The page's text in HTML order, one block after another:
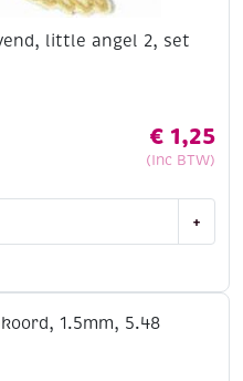
little angel 2, set
€ 1,25
(Inc BTW)
+